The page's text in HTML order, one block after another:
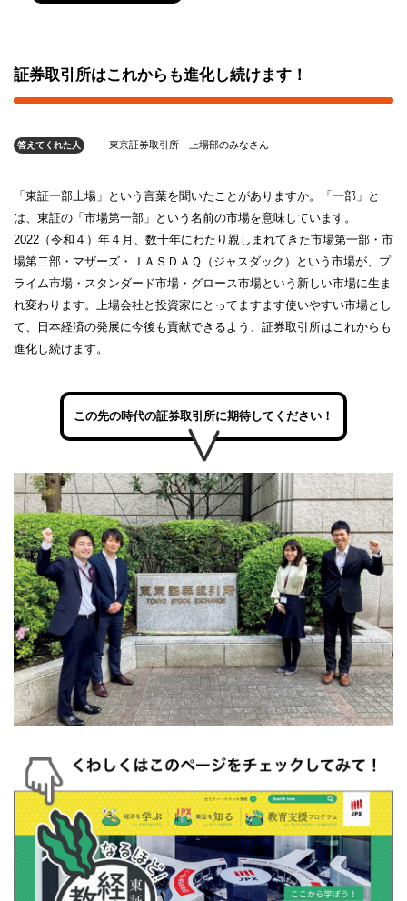
証券取引所はこれからも進化し続けます！
答えてくれた人 東京証券取引所 上場部のみなさん
「東証一部上場」という言葉を聞いたことがありますか。「一部」と
は、東証の「市場第一部」という名前の市場を意味しています。
2022（令和４）年４月、数十年にわたり親しまれてきた市場第一部・市
場第二部・マザーズ・ＪＡＳＤＡＱ（ジャスダック）という市場が、プ
ライム市場・スタンダード市場・グロース市場という新しい市場に生ま
れ変わります。上場会社と投資家にとってますます使いやすい市場とし
て、日本経済の発展に今後も貢献できるよう、証券取引所はこれからも
進化し続けます。
この先の時代の証券取引所に期待してください！